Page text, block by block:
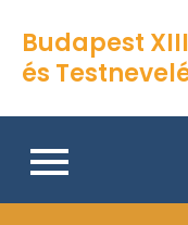
content
Budapest
és